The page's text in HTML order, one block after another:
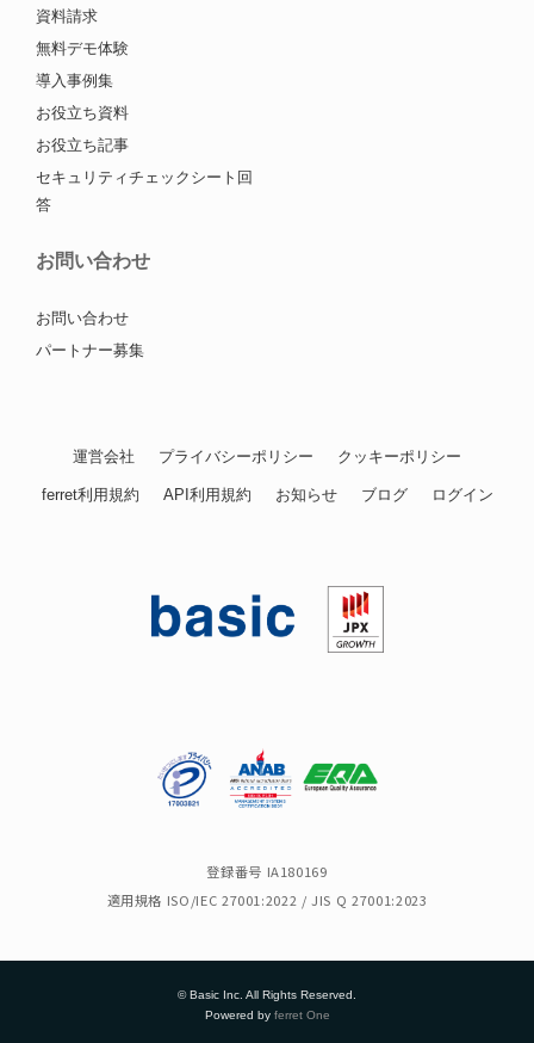
資料請求
無料デモ体験
導入事例集
お役立ち資料
お役立ち記事
セキュリティチェックシート回
答
お問い合わせ
お問い合わせ
パートナー募集
運営会社 プライバシーポリシー クッキーポリシー
ferret利用規約 API利用規約 お知らせ ブログ ログイン
登録番号 IA180169
適用規格 ISO/IEC 27001:2022 / JIS Q 27001:2023
© Basic Inc. All Rights Reserved.
Powered by ferret One